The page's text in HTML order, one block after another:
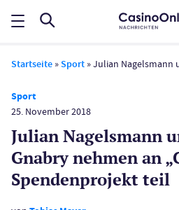
Startseite »Sport »Julian Nagelsmann und Serge
Sport
25. November 2018
Julian Nagelsmann
Gnabry nehmen an
Spendenprojekt teil